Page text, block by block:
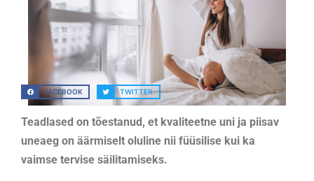
FACEBOOK TWITTER
Teadlased on tõestanud, et kvaliteetne uni ja piisav
uneaeg on äärmiselt oluline nii füüsilise kui ka
vaimse tervise säilitamiseks.